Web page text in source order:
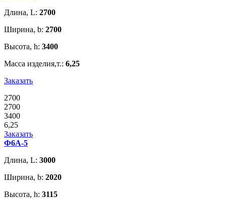
Длина, L: 2700
Ширина, b: 2700
Высота, h: 3400
Масса изделия,т.: 6,25
Заказать
2700
2700
3400
6,25
Заказать
Ф6А-5
Длина, L: 3000
Ширина, b: 2020
Высота, h: 3115